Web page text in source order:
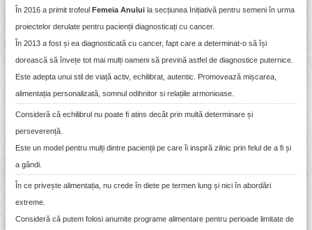
În 2016 a primit trofeul Femeia Anului la secțiunea Inițiativă pentru semeni în urma
proiectelor derulate pentru pacienții diagnosticați cu cancer.
În 2013 a fost și ea diagnosticată cu cancer, fapt care a determinat-o să își
dorească să învețe tot mai mulți oameni să prevină astfel de diagnostice puternice.
Este adepta unui stil de viață activ, echilibrat, autentic. Promovează mișcarea,
alimentația personalizată, somnul odihnitor si relațiile armonioase.
Consideră că echilibrul nu poate fi atins decât prin multă determinare și
perseverență.
Este un model pentru mulți dintre pacienții pe care îi inspiră zilnic prin felul de a fi și
a gândi.
În ce privește alimentația, nu crede în diete pe termen lung și nici în abordări
extreme.
Consideră că putem folosi anumite programe alimentare pentru perioade limitate de